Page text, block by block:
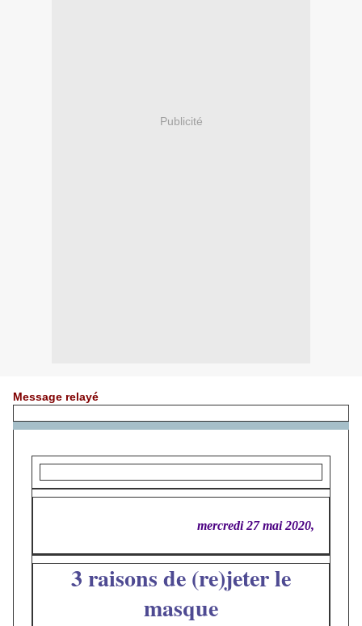
Publicité
Message relayé
mercredi 27 mai 2020,
3 raisons de (re)jeter le
masque